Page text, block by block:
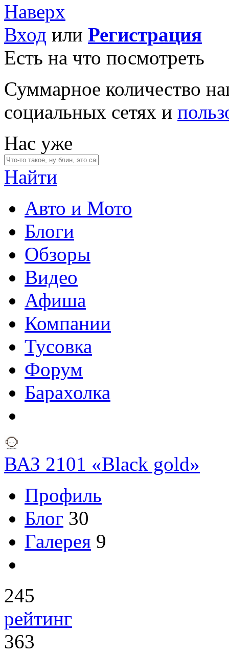
Наверх
Вход или Регистрация
Есть на что посмотреть
Суммарное количество
социальных сетях и
Нас уже
Найти
Авто и Мото
Блоги
Обзоры
Видео
Афиша
Компании
Тусовка
Форум
Барахолка
ВАЗ 2101 «Black gold»
Профиль
Блог 30
Галерея 9
245
рейтинг
363